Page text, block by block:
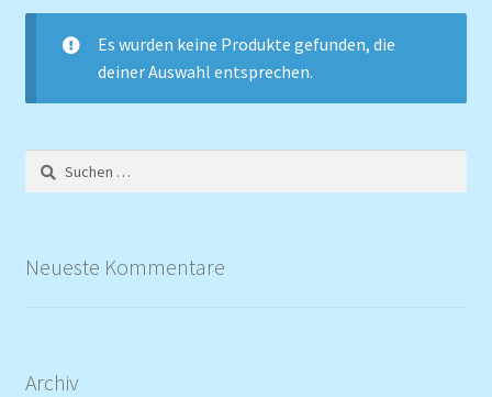
Es wurden keine Produkte gefunden, die
deiner Auswahl entsprechen.
Suchen
nach:
Neueste Kommentare
Archiv